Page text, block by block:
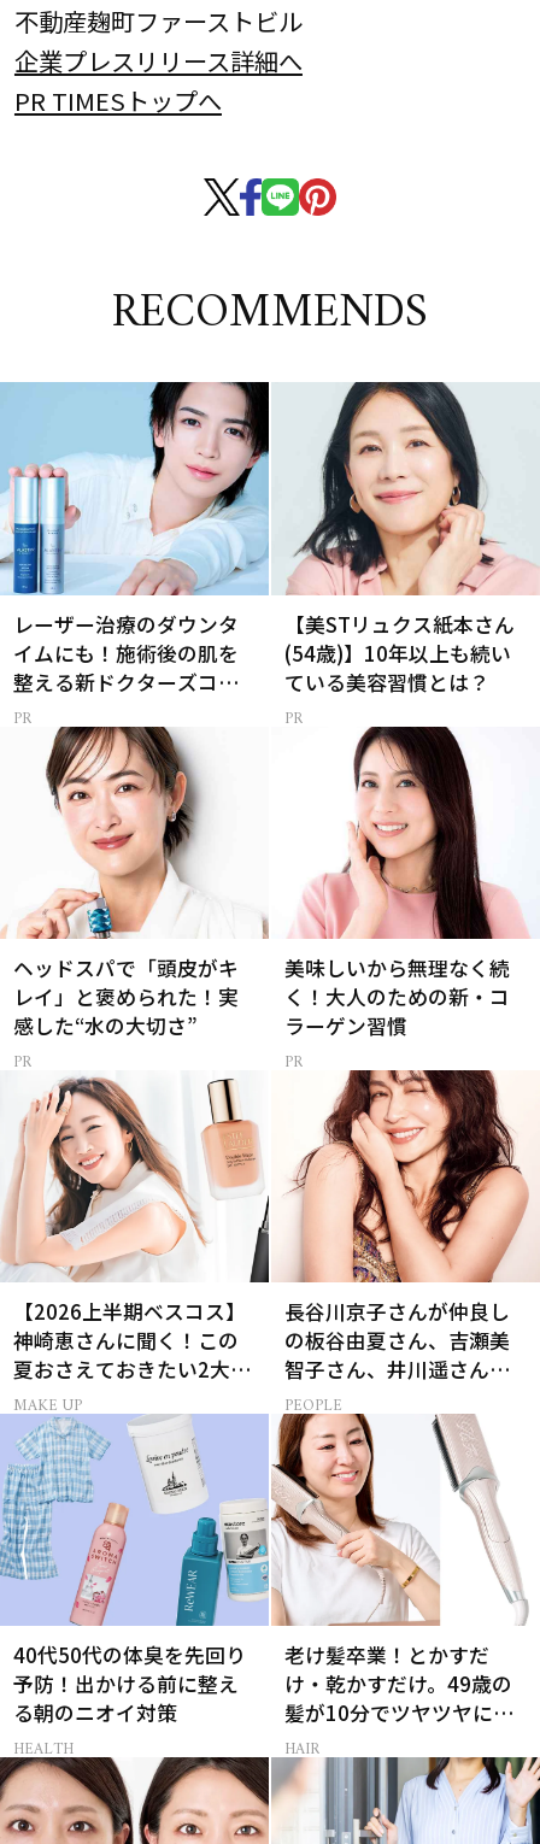
不動産麹町ファーストビル
企業プレスリリース詳細へ
PR TIMESトップへ
RECOMMENDS
レーザー治療のダウンタ
イムにも！施術後の肌を
整える新ドクターズコス
メ
【美STリュクス紙本さん
(54歳)】10年以上も続い
ている美容習慣とは？
ヘッドスパで「頭皮がキ
レイ」と褒められた！実
感した“水の大切さ”
美味しいから無理なく続
く！大人のための新・コ
ラーゲン習慣
【2026上半期ベスコス】
神崎恵さんに聞く！この
夏おさえておきたい2大メ
イクトレンド
MAKE UP
長谷川京子さんが仲良し
の板谷由夏さん、吉瀬美
智子さん、井川遥さんと
集まる理由は…
PEOPLE
40代50代の体臭を先回り
予防！出かける前に整え
る朝のニオイ対策
HEALTH
老け髪卒業！とかすだ
け・乾かすだけ。49歳の
髪が10分でツヤツヤにな
る最新ギア2選
HAIR